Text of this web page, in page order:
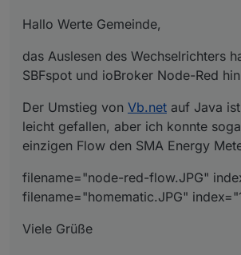
Hallo Werte Gemeinde,
das Auslesen des Wechselrichters
SBFspot und ioBroker Node-Red
Der Umstieg von Vb.net auf Java
leicht gefallen, aber ich konnte
einzigen Flow den SMA Energy
filename="node-red-flow.JPG"
filename="homematic.JPG"
Viele Grüße